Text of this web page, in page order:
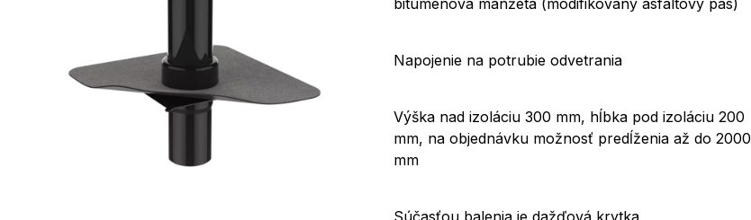
bitúmenová manžeta (modifikovaný asfaltový pás)
Napojenie na potrubie odvetrania
Výška nad izoláciu 300 mm, hĺbka pod izoláciu 200
mm, na objednávku možnosť predĺženia až do 2000
mm
Súčasťou balenia je dažďová krytka